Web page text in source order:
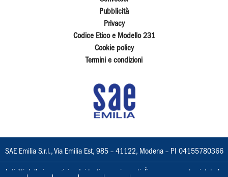
Pubblicità
Privacy
Codice Etico e Modello 231
Cookie policy
Termini e condizioni
SAE Emilia S.r.l., Via Emilia Est, 985 – 41122, Modena – PI 04155780366
I diritti delle immagini e dei testi sono riservati. È espressamente vietata la